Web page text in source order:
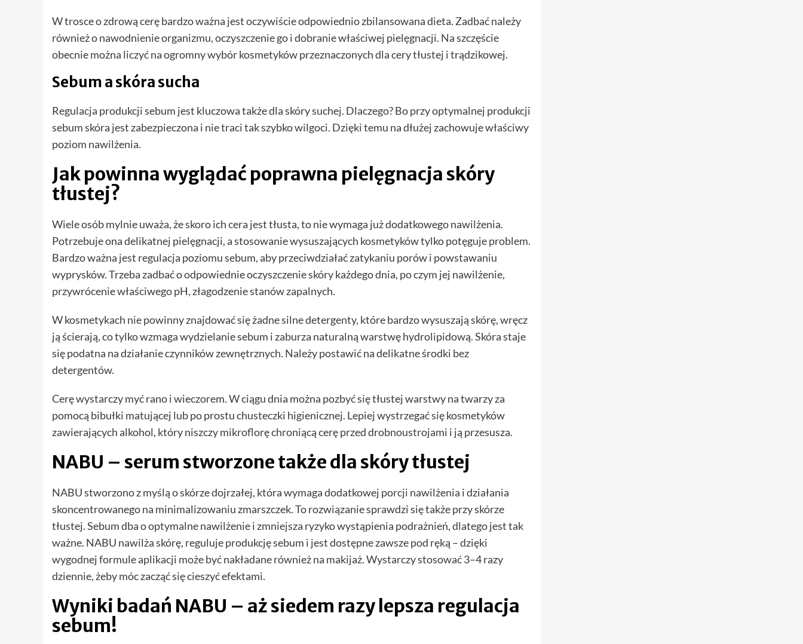
W trosce o zdrową cerę bardzo ważna jest oczywiście odpowiednio zbilansowana dieta. Zadbać należy
również o nawodnienie organizmu, oczyszczenie go i dobranie właściwej pielęgnacji. Na szczęście
obecnie można liczyć na ogromny wybór kosmetyków przeznaczonych dla cery tłustej i trądzikowej.
Sebum a skóra sucha
Regulacja produkcji sebum jest kluczowa także dla skóry suchej. Dlaczego? Bo przy optymalnej produkcji
sebum skóra jest zabezpieczona i nie traci tak szybko wilgoci. Dzięki temu na dłużej zachowuje właściwy
poziom nawilżenia.
Jak powinna wyglądać poprawna pielęgnacja skóry
tłustej?
Wiele osób mylnie uważa, że skoro ich cera jest tłusta, to nie wymaga już dodatkowego nawilżenia.
Potrzebuje ona delikatnej pielęgnacji, a stosowanie wysuszających kosmetyków tylko potęguje problem.
Bardzo ważna jest regulacja poziomu sebum, aby przeciwdziałać zatykaniu porów i powstawaniu
wyprysków. Trzeba zadbać o odpowiednie oczyszczenie skóry każdego dnia, po czym jej nawilżenie,
przywrócenie właściwego pH, złagodzenie stanów zapalnych.
W kosmetykach nie powinny znajdować się żadne silne detergenty, które bardzo wysuszają skórę, wręcz
ją ścierają, co tylko wzmaga wydzielanie sebum i zaburza naturalną warstwę hydrolipidową. Skóra staje
się podatna na działanie czynników zewnętrznych. Należy postawić na delikatne środki bez
detergentów.
Cerę wystarczy myć rano i wieczorem. W ciągu dnia można pozbyć się tłustej warstwy na twarzy za
pomocą bibułki matującej lub po prostu chusteczki higienicznej. Lepiej wystrzegać się kosmetyków
zawierających alkohol, który niszczy mikroflorę chroniącą cerę przed drobnoustrojami i ją przesusza.
NABU – serum stworzone także dla skóry tłustej
NABU stworzono z myślą o skórze dojrzałej, która wymaga dodatkowej porcji nawilżenia i działania
skoncentrowanego na minimalizowaniu zmarszczek. To rozwiązanie sprawdzi się także przy skórze
tłustej. Sebum dba o optymalne nawilżenie i zmniejsza ryzyko wystąpienia podrażnień, dlatego jest tak
ważne. NABU nawilża skórę, reguluje produkcję sebum i jest dostępne zawsze pod ręką – dzięki
wygodnej formule aplikacji może być nakładane również na makijaż. Wystarczy stosować 3–4 razy
dziennie, żeby móc zacząć się cieszyć efektami.
Wyniki badań NABU – aż siedem razy lepsza regulacja
sebum!